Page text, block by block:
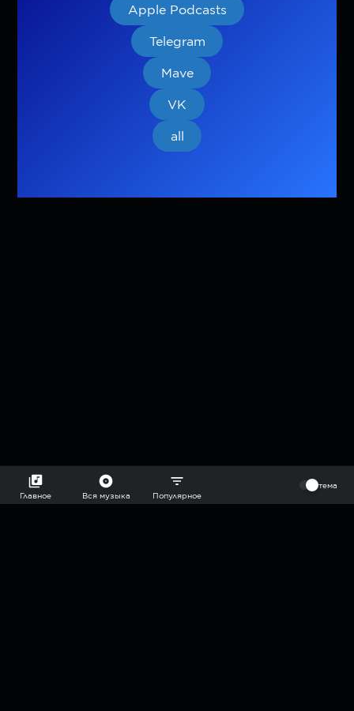
Apple Podcasts
Telegram
Mave
VK
all
Главное Вся музыка Популярное
тема